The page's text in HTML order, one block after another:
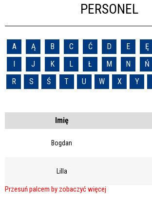
PERSONEL
A Ą B C Ć D E Ę
I
J K L Ł M N Ń
R
S Ś T U W X Y
Imię
Bogdan
Lilla